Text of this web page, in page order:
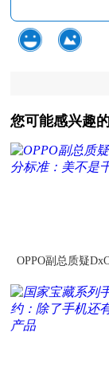
您可能感兴趣
OPPO副总质疑